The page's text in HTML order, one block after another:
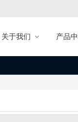
关于我们 产品